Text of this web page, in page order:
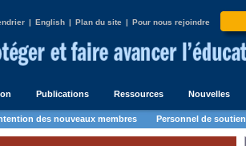
| English | Plan du site | Pour nous rejoindre
Publications Ressources Nouvelles
des nouveaux membres Personnel de soutien